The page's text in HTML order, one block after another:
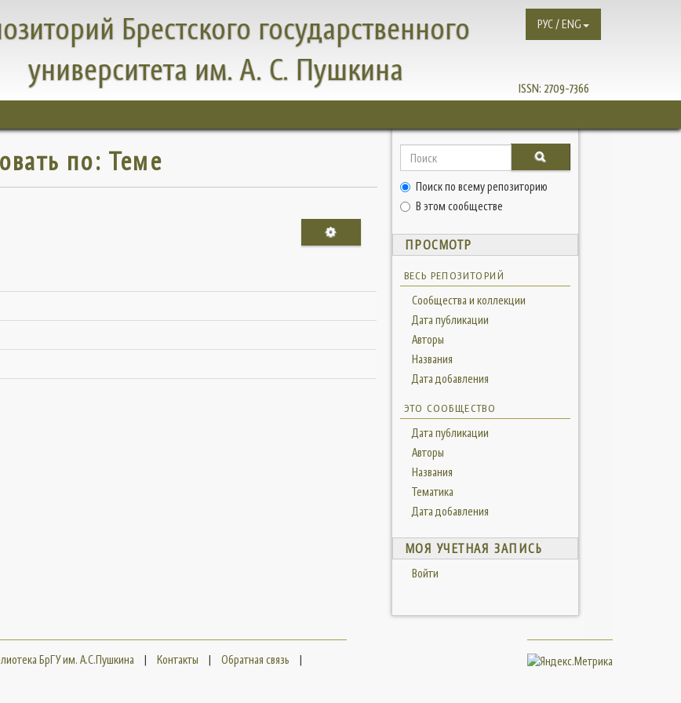
Брестского государственного
университета им. А. С. Пушкина
ISSN: 2709-7366
РУС / ENG
по: Теме
Поиск по всему репозиторию
В этом сообществе
ПРОСМОТР
ВЕСЬ РЕПОЗИТОРИЙ
Сообщества и коллекции
Дата публикации
Авторы
Названия
Дата добавления
ЭТО СООБЩЕСТВО
Дата публикации
Авторы
Названия
Тематика
Дата добавления
МОЯ УЧЕТНАЯ ЗАПИСЬ
Войти
БрГУ им. А.С.Пушкина | Контакты | Обратная связь
|